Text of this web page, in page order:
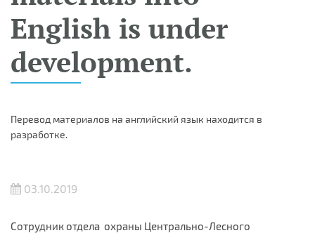
English is under
development.
Перевод материалов на английский язык находится в
разработке.
03.10.2019
Сотрудник отдела охраны Центрально-Лесного